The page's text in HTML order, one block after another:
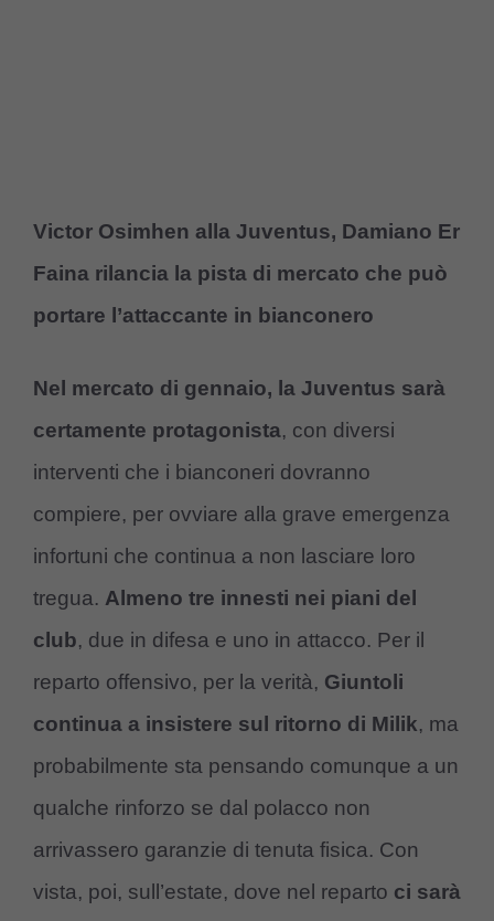
Victor Osimhen alla Juventus, Damiano Er
Faina rilancia la pista di mercato che può
portare l’attaccante in bianconero
Nel mercato di gennaio, la Juventus sarà
certamente protagonista, con diversi
interventi che i bianconeri dovranno
compiere, per ovviare alla grave emergenza
infortuni che continua a non lasciare loro
tregua. Almeno tre innesti nei piani del
club, due in difesa e uno in attacco. Per il
reparto offensivo, per la verità, Giuntoli
continua a insistere sul ritorno di Milik, ma
probabilmente sta pensando comunque a un
qualche rinforzo se dal polacco non
arrivassero garanzie di tenuta fisica. Con
vista, poi, sull’estate, dove nel reparto ci sarà